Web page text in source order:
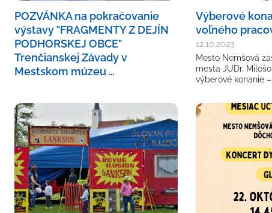
POZVÁNKA na pokračovanie
výstavy "FRAGMENTY Z DEJÍN
PODHORSKEJ OBCE"
Trenčianskej Závady v
Mestskom múzeu …
Výberové
voľného
12.10.2023
Mesto Nemšová
mesta JUDr.
výberové konanie